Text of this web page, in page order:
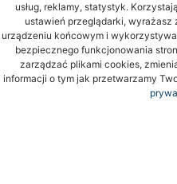
usług, reklamy, statystyk.
ustawień przeglądarki, wyrażasz
urządzeniu końcowym i
bezpiecznego funkcjonowania
zarządzać plikami cookies,
informacji o tym jak przetwarzamy